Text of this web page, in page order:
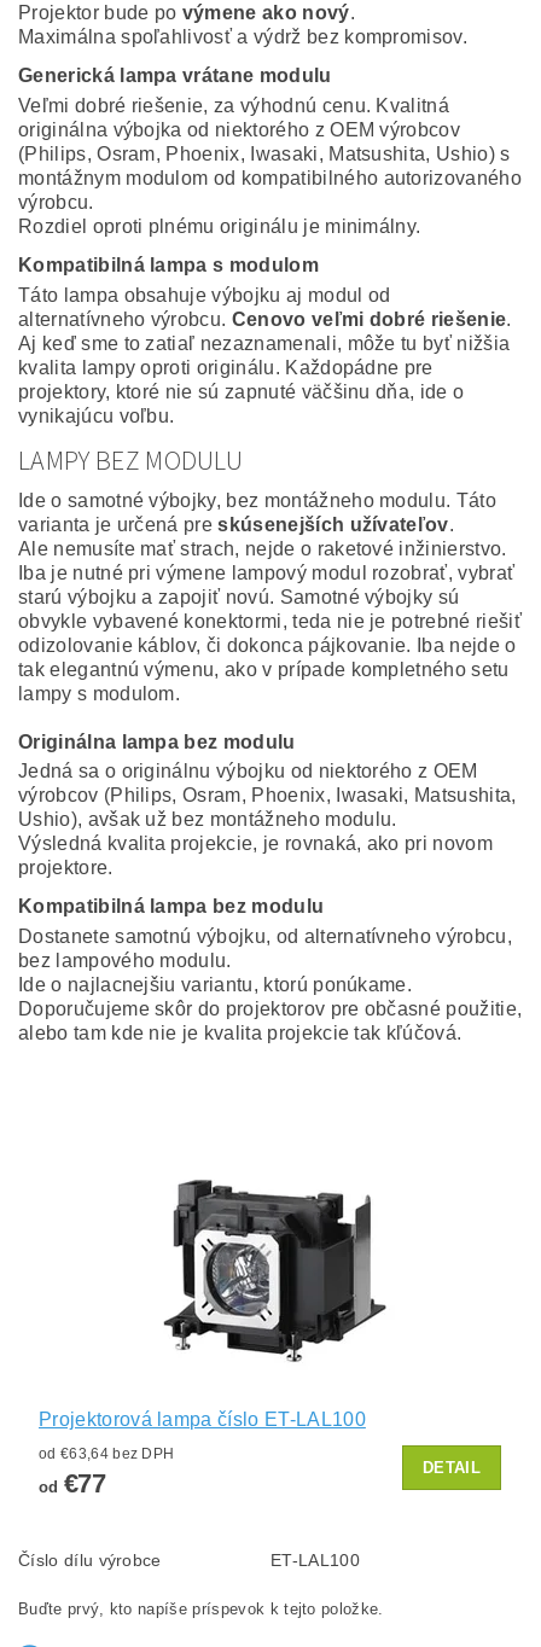
Projektor bude po výmene ako nový.
Maximálna spoľahlivosť a výdrž bez kompromisov.
Generická lampa vrátane modulu
Veľmi dobré riešenie, za výhodnú cenu. Kvalitná
originálna výbojka od niektorého z OEM výrobcov
(Philips, Osram, Phoenix, Iwasaki, Matsushita, Ushio) s
montážnym modulom od kompatibilného autorizovaného
výrobcu.
Rozdiel oproti plnému originálu je minimálny.
Kompatibilná lampa s modulom
Táto lampa obsahuje výbojku aj modul od
alternatívneho výrobcu. Cenovo veľmi dobré riešenie.
Aj keď sme to zatiaľ nezaznamenali, môže tu byť nižšia
kvalita lampy oproti originálu. Každopádne pre
projektory, ktoré nie sú zapnuté väčšinu dňa, ide o
vynikajúcu voľbu.
LAMPY BEZ MODULU
Ide o samotné výbojky, bez montážneho modulu. Táto
varianta je určená preskúsenejších užívateľov.
Ale nemusíte mať strach, nejde o raketové inžinierstvo.
Iba je nutné pri výmene lampový modul rozobrať, vybrať
starú výbojku a zapojiť novú. Samotné výbojky sú
obvykle vybavené konektormi, teda nie je potrebné riešiť
odizolovanie káblov, či dokonca pájkovanie. Iba nejde o
tak elegantnú výmenu, ako v prípade kompletného setu
lampy s modulom.
Originálna lampa bez modulu
Jedná sa o originálnu výbojku od niektorého z OEM
výrobcov (Philips, Osram, Phoenix, Iwasaki, Matsushita,
Ushio), avšak už bez montážneho modulu.
Výsledná kvalita projekcie, je rovnaká, ako pri novom
projektore.
Kompatibilná lampa bez modulu
Dostanete samotnú výbojku, od alternatívneho výrobcu,
bez lampového modulu.
Ide o najlacnejšiu variantu, ktorú ponúkame.
Doporučujeme skôr do projektorov pre občasné použitie,
alebo tam kde nie je kvalita projekcie tak kľúčová.
Projektorová lampa číslo ET-LAL100
od €63,64 bez DPH
od €77
DETAIL
Číslo dílu výrobce ET-LAL100
Buďte prvý, kto napíše príspevok k tejto položke.